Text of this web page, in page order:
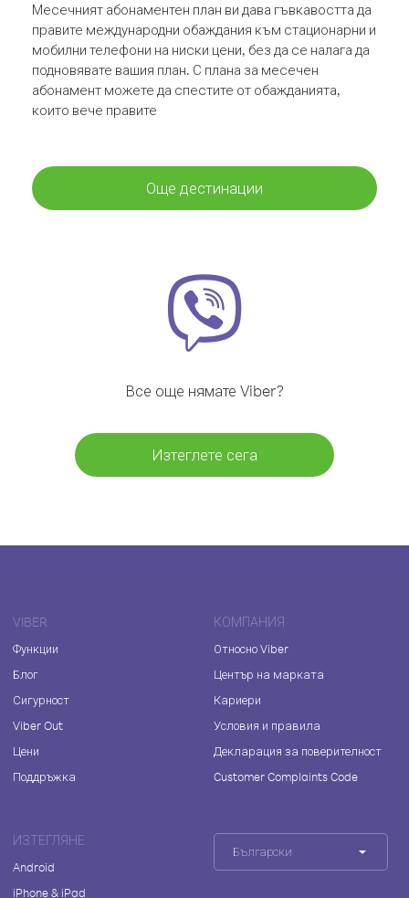
Месечният абонаментен план ви дава гъвкавостта да
правите международни обаждания към стационарни и
мобилни телефони на ниски цени, без да се налага да
подновявате вашия план. С плана за месечен
абонамент можете да спестите от обажданията,
които вече правите
Още дестинации
Все още нямате Viber?
Изтеглете сега
VIBER
Функции
Блог
Сигурност
Viber Out
Цени
Поддръжка
КОМПАНИЯ
Относно Viber
Център на марката
Кариери
Условия и правила
Декларация за поверителност
Customer Complaints Code
ИЗТЕГЛЯНЕ
Android
iPhone & iPad
Български